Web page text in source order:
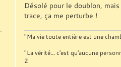
Désolé pour le doublon,
trace, ça me perturbe !
"Ma vie toute entière est une
"La vérité... c'est qu'aucune
2